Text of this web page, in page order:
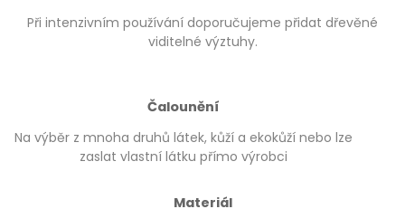
Při intenzivním používání doporučujeme přidat dřevěné
viditelné výztuhy.
Čalounění
Na výběr z mnoha druhů látek, kůží a ekokůží nebo lze
zaslat vlastní látku přímo výrobci
Materiál